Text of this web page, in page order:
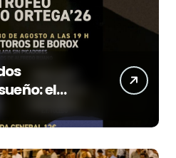
el